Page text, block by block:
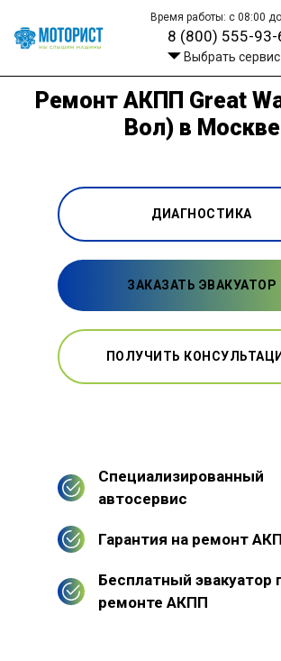
Время работы: с 08:00
8 (800) 555-93-
Выбрать сервис
Ремонт АКПП Great
Вол) в Москве
ДИАГНОСТИКА
ЗАКАЗАТЬ ЭВАКУАТОР
ПОЛУЧИТЬ
Специализированный
автосервис
Гарантия на ремонт
Бесплатный эвакуатор
ремонте АКПП